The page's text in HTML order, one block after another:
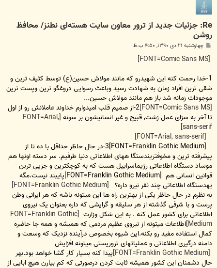
Re: جزئیات جدید از ترور معاون سایت هسته‌ای نطنز/ محافظ
روشن
پ
ت
چهارشنبه ۲۱ دی ۱۳۹۰, ۴:۵۰ ب.ظ
1-خدا رحمت کنه این شهیدرو که مانند مولاش حسین(ع) توسط کثیف ترین و
شقی ترین افراد زمان به شهادت رسید وباعث رسوایی دروغگو ترین وپست ترین
موجودات زمانه شد باز هم مانند مولاش حسین...
2-از صمیم قلب امیدوارم خداوند عاملانش رو از اول
تا آخر به سزای عمل زشت, قبیح و غیر انسانیشون بر سونه [FONT=Arial,
sans-serif]
[FONT=Franklin Gothic Medium]3-در حال حاظر حداقل با ده تا از
پیشرفته ترین و مخوفتریندستگا ههای اطلاعاتی دنیا طرفیم. سر دسته اونها هم
موساد دستگاه اطلاعاتی رژیماسراییل هست که به کوچکترین و جزیی ترین
قوانین انسانی هم [FONT=Franklin Gothic Medium]پایبند نیست.مگه
یهدستگاه اطلاعاتی چند نفر نیرو داره؟
به نظرم در حال حاظر یکی از بهترین راه ها این میتونه باشه که هر ایرانی وطن
پرست و با شرفی گذشته از هر سلیقه و گرایشی که داره بعنوان یک نیروی
اطلاعاتی برای کشور عمل کنه . به این شکل وزارت [FONT=Franklin Gothic
Medium]اطلاعات میتونه از نیروی عظیم مردمی که همیشه و همه جا حاضره
کمال استفاده مفید رو بکنه.این شیوه بخصوص درآینده نزدیک که وسعت و
دامنه درگیری اطلاعاتی و عملیاتهای تروریستی میتونه افزایش
پیدا کنه بسیار کار گشا خواهد بود.بهر
حال دشمنان این کشور همیشه ثابت کردن درصورتی که کم بیارن هیچ ابایی از